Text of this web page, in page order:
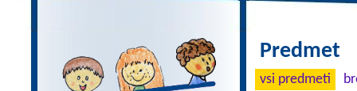
Predmet
vsi predmeti